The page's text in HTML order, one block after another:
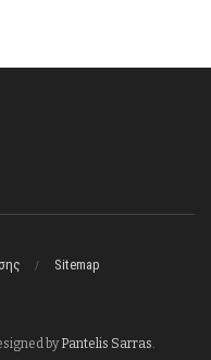
Sitemap
byPantelis Sarras.